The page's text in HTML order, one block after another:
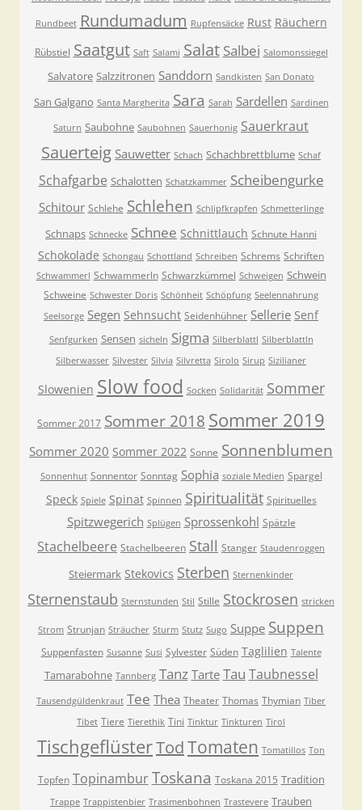
Rundbeet Rundumadum Rupfensäcke Rust Räuchern
Rübstiel Saatgut Saft Salami Salat Salbei Salomonssiegel
Salvatore Salzzitronen Sanddorn Sandkisten San Donato
San Galgano Santa Margherita Sara Sarah Sardellen Sardinen
Saturn Saubohne Saubohnen Sauerhonig Sauerkraut
Sauerteig Sauwetter Schach Schachbrettblume Schaf
Schafgarbe Schalotten Schatzkammer Scheibengurke
Schitour Schlehe Schlehen Schlipfkrapfen Schmetterlinge
Schnaps Schnecke Schnee Schnittlauch Schnute Hanni
Schokolade Schongau Schottland Schreiben Schrems Schriften
Schwammerl Schwammerln Schwarzkümmel Schweigen Schwein
Schweine Schwester Doris Schönheit Schöpfung Seelennahrung
Seelsorge Segen Sehnsucht Seidenhühner Sellerie Senf
Senfgurken Sensen sicheln Sigma Silberblattl Silberblattln
Silberwasser Silvester Silvia Silvretta Sirolo Sirup Sizilianer
Slowenien Slow food Socken Solidarität Sommer
Sommer 2017 Sommer 2018 Sommer 2019
Sommer 2020 Sommer 2022 Sonne Sonnenblumen
Sonnenhut Sonnentor Sonntag Sophia soziale Medien Spargel
Speck Spiele Spinat Spinnen Spiritualität Spirituelles
Spitzwegerich Splügen Sprossenkohl Spätzle
Stachelbeere Stachelbeeren Stall Stanger Staudenroggen
Steiermark Stekovics Sterben Sternenkinder
Sternenstaub Sternstunden Stil Stille Stockrosen stricken
Strom Strunjan Sträucher Sturm Stutz Sugo Suppe Suppen
Suppenfasten Susanne Susi Sylvester Süden Taglilien Talente
Tamarabohne Tannberg Tanz Tarte Tau Taubnessel
Tausendgüldenkraut Tee Thea Theater Thomas Thymian Tiber
Tibet Tiere Tierethik Tini Tinktur Tinkturen Tirol
TischgeflüsterTodTomaten Tomatillos Ton
Topfen Topinambur Toskana Toskana 2015 Tradition
Trappe Trappistenbier Trasimenbohnen Trastevere Trauben